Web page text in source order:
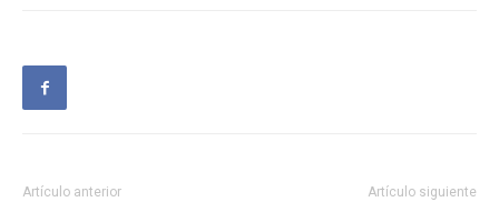
Artículo anterior Artículo siguiente